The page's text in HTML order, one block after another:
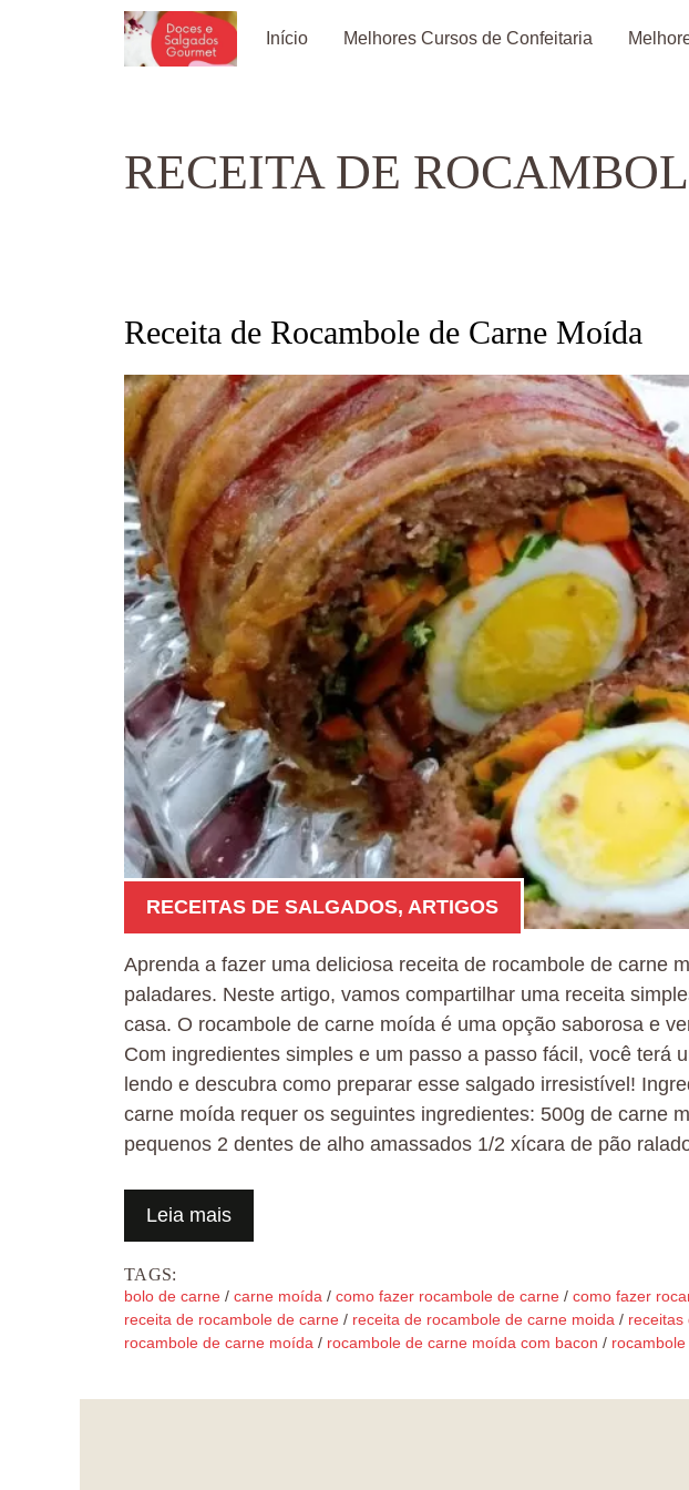
Início Melhores Cursos de Confeitaria
RECEITA DE
Receita de Rocambole de Carne Moída
RECEITAS DE SALGADOS, ARTIGOS
Aprenda a fazer uma deliciosa receita de rocambole de carne
paladares. Neste artigo, vamos compartilhar uma receita
casa. O rocambole de carne moída é uma opção saborosa e
Com ingredientes simples e um passo a passo fácil, você terá
lendo e descubra como preparar esse salgado irresistível!
carne moída requer os seguintes ingredientes: 500g de carne
pequenos 2 dentes de alho amassados 1/2 xícara de pão
Leia mais
TAGS:
bolo de carne / carne moída / como fazer rocambole de carne / como fazer
receita de rocambole de carne / receita de rocambole de carne moida / receitas
rocambole de carne moída / rocambole de carne moída com bacon /